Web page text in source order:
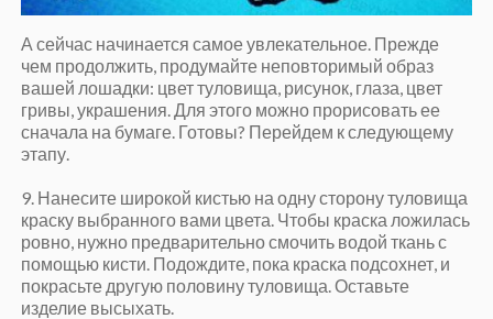
А сейчас начинается самое увлекательное. Прежде
чем продолжить, продумайте неповторимый образ
вашей лошадки: цвет туловища, рисунок, глаза, цвет
гривы, украшения. Для этого можно прорисовать ее
сначала на бумаге. Готовы? Перейдем к следующему
этапу.
9. Нанесите широкой кистью на одну сторону туловища
краску выбранного вами цвета. Чтобы краска ложилась
ровно, нужно предварительно смочить водой ткань с
помощью кисти. Подождите, пока краска подсохнет, и
покрасьте другую половину туловища. Оставьте
изделие высыхать.